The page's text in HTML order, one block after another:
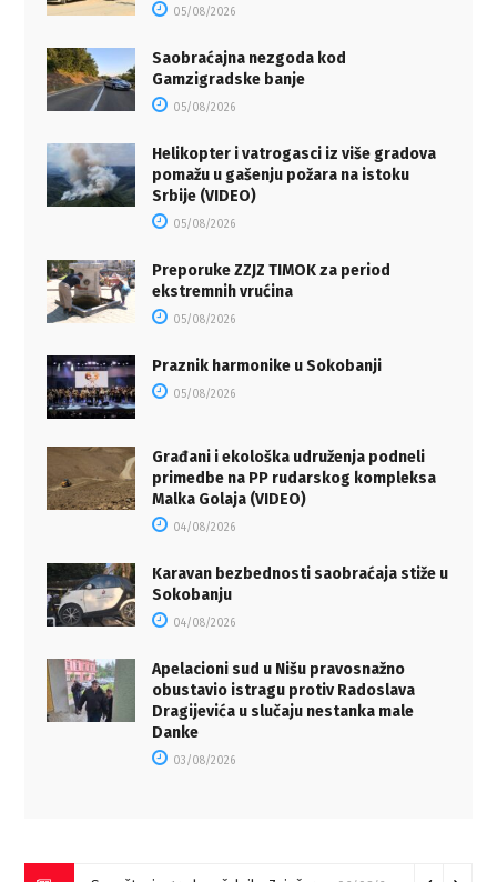
05/08/2026
Saobraćajna nezgoda kod
Gamzigradske banje
05/08/2026
Helikopter i vatrogasci iz više gradova
pomažu u gašenju požara na istoku
Srbije (VIDEO)
05/08/2026
Preporuke ZZJZ TIMOK za period
ekstremnih vrućina
05/08/2026
Praznik harmonike u Sokobanji
05/08/2026
Građani i ekološka udruženja podneli
primedbe na PP rudarskog kompleksa
Malka Golaja (VIDEO)
04/08/2026
Karavan bezbednosti saobraćaja stiže u
Sokobanju
04/08/2026
Apelacioni sud u Nišu pravosnažno
obustavio istragu protiv Radoslava
Dragijevića u slučaju nestanka male
Danke
03/08/2026